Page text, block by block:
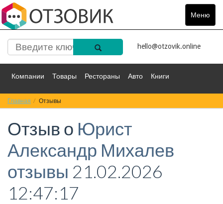
Меню
Toggle
hello@otzovik.online
Компании Товары Рестораны Авто Книги
Спорт Фильмы
Красота Здоровье Остальное
Главная Отзывы
Отзыв о Юрист
Александр Михалев
отзывы 21.02.2026
12:47:17